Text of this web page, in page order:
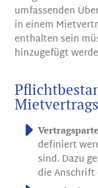
umfassenden
in einem
enthalten sein
hinzugefügt
Mietvertrags
definiert
sind. Dazu
die Anschrift